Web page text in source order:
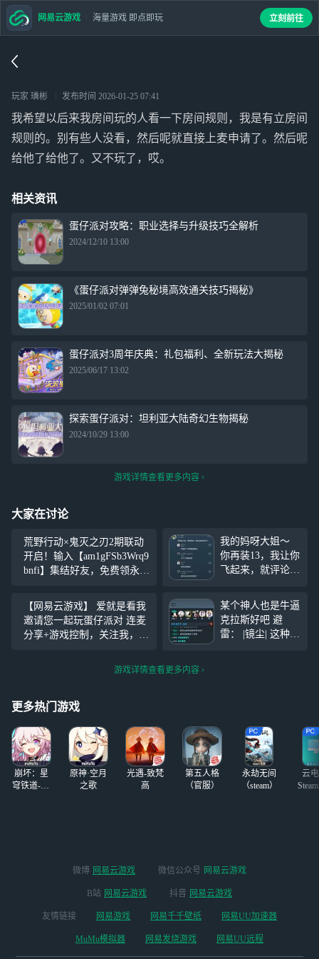
玩家 璘彬 发布时间 2026-01-25 07:41
我希望以后来我房间玩的人看一下房间规则，我是有立房间
规则的。别有些人没看，然后呢就直接上麦申请了。然后呢
给他了给他了。又不玩了，哎。
相关资讯
蛋仔派对攻略：职业选择与升级技巧全解析
2024/12/10 13:00
《蛋仔派对弹弹兔秘境高效通关技巧揭秘》
2025/01/02 07:01
蛋仔派对3周年庆典：礼包福利、全新玩法大揭秘
2025/06/17 13:02
探索蛋仔派对：坦利亚大陆奇幻生物揭秘
2024/10/29 13:00
游戏详情查看更多内容
大家在讨论
荒野行动×鬼灭之刃2期联动
开启！输入【am1gFSb3Wrq9
bnfi】集结好友，免费领永久
连抽！
我的妈呀大姐～
你再装13，我让你
飞起来，就评论一
已，你怎么还急了
呢？ 小妹妹你挺
狂啊，拿个网图就
来装逼，被发现了
【网易云游戏】 爱就是看我
邀请您一起玩蛋仔派对 连麦
分享+游戏控制，关注我，来
cg.163.com?page=live&user_i
某个神人也是牛逼
克拉斯好吧 避
雷： |镜尘| 这种人
给解开呀，你扛得
住吗 话也不会
说，也就只会叫那
游戏详情查看更多内容
更多热门游戏
崩坏：星
穹铁道-4.4
原神·空月
之歌
光遇-致梵
高
第五人格
（官服）
永劫无间
（steam）
云
网易云游戏 海量游戏 即点即玩 立刻前往
微博 网易云游戏 微信公众号 网易云游戏
B站 网易云游戏 抖音 网易云游戏
友情链接 网易游戏 网易千千壁纸 网易UU加速器
MuMu模拟器 网易发烧游戏 网易UU远程